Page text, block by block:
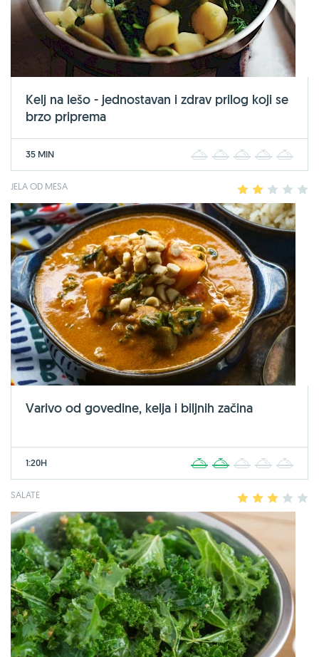
Kelj na lešo - jednostavan i zdrav prilog koji se
brzo priprema
35 MIN 2 3 4
JELA OD MESA 2 3 4
Varivo od govedine, kelja i biljnih začina
1:20H 2 3 4
SALATE 2 3 4